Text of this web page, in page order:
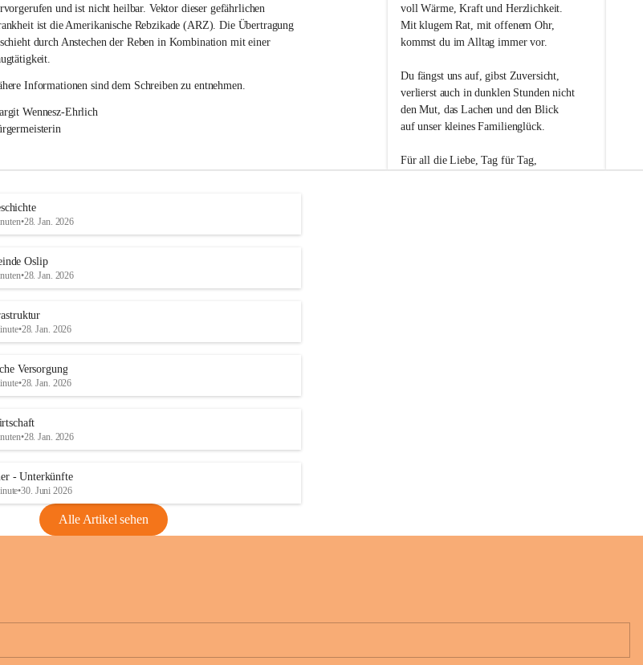
und ist nicht heilbar. Vektor dieser gefährlichen
ist die Amerikanische Rebzikade (ARZ). Die Übertragung
durch Anstechen der Reben in Kombination mit einer
Informationen sind dem Schreiben zu entnehmen.
Wennesz-Ehrlich
voll Wärme, Kraft und Herzlichkeit.
Mit klugem Rat, mit offenem Ohr,
kommst du im Alltag immer vor.
Du fängst uns auf, gibst Zuversicht,
verlierst auch in dunklen Stunden nicht
den Mut, das Lachen und den Blick
auf unser kleines Familienglück.
Für all die Liebe, Tag für Tag,
•28. Jan. 2026
Oslip
•28. Jan. 2026
•28. Jan. 2026
Versorgung
•28. Jan. 2026
•28. Jan. 2026
- Unterkünfte
•30. Juni 2026
Alle Artikel sehen